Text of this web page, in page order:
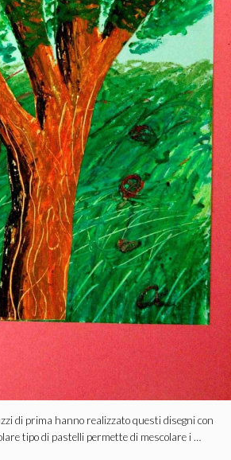
di prima hanno realizzato questi disegni con
tipo di pastelli permette di mescolare i …